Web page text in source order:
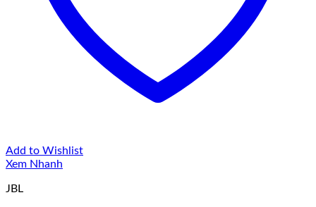
Add to Wishlist
Xem Nhanh
JBL